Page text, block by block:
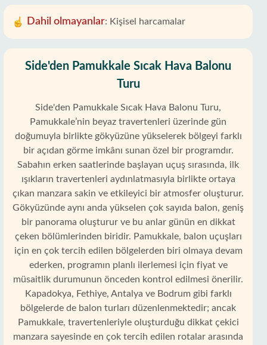
Dahil olmayanlar: Kişisel harcamalar
Side'den Pamukkale Sıcak Hava Balonu
Turu
Side'den Pamukkale Sıcak Hava Balonu Turu,
Pamukkale’nin beyaz travertenleri üzerinde gün
doğumuyla birlikte gökyüzüne yükselerek bölgeyi farklı
bir açıdan görme imkânı sunan özel bir programdır.
Sabahın erken saatlerinde başlayan uçuş sırasında, ilk
ışıkların travertenleri aydınlatmasıyla birlikte ortaya
çıkan manzara sakin ve etkileyici bir atmosfer oluşturur.
Gökyüzünde aynı anda yükselen çok sayıda balon, geniş
bir panorama oluşturur ve bu anlar günün en dikkat
çeken bölümlerinden biridir. Pamukkale, balon uçuşları
için en çok tercih edilen bölgelerden biri olmaya devam
ederken, programın planlı ilerlemesi için fiyat ve
müsaitlik durumunun önceden kontrol edilmesi önerilir.
Kapadokya, Fethiye, Antalya ve Bodrum gibi farklı
bölgelerde de balon turları düzenlenmektedir; ancak
Pamukkale, travertenleriyle oluşturduğu dikkat çekici
manzara sayesinde en çok tercih edilen rotalar arasında